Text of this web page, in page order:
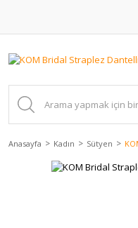
Anasayfa Kadın Sütyen